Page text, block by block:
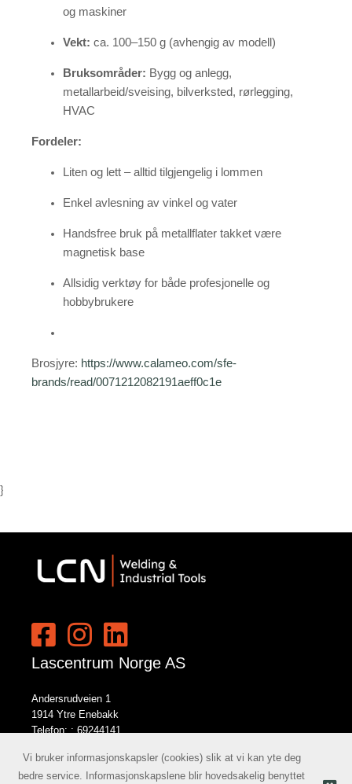
og maskiner
Vekt: ca. 100–150 g (avhengig av modell)
Bruksområder: Bygg og anlegg,
metallarbeid/sveising, bilverksted, rørlegging,
HVAC
Fordeler:
Liten og lett – alltid tilgjengelig i lommen
Enkel avlesning av vinkel og vater
Handsfree bruk på metallflater takket være
magnetisk base
Allsidig verktøy for både profesjonelle og
hobbybrukere
Brosjyre: https://www.calameo.com/sfe-
brands/read/0071212082191aeff0c1e
}
Lascentrum Norge AS
Andersrudveien 1
1914 Ytre Enebakk
Telefon: :69244141
Vi bruker informasjonskapsler (cookies) slik at vi kan yte deg
bedre service. Informasjonskapslene blir hovedsakelig benyttet